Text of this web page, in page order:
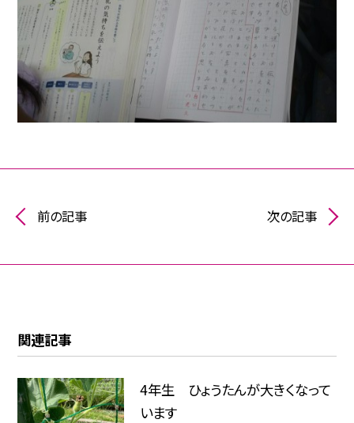
前の記事 次の記事
関連記事
4年生 ひょうたんが大きくなって
います